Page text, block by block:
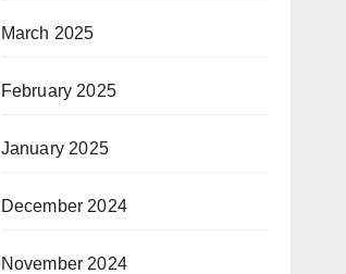
March 2025
February 2025
January 2025
December 2024
November 2024